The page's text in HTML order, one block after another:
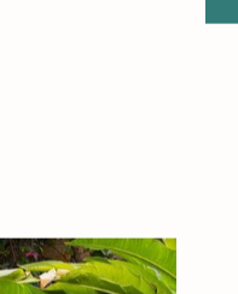
suivi personnalisé
de votre carte